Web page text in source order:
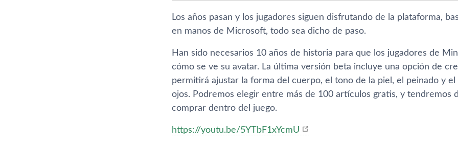
Los años pasan y los jugadores siguen disfrutando de la plataforma,
en manos de Microsoft, todo sea dicho de paso.
Han sido necesarios 10 años de historia para que los jugadores de
cómo se ve su avatar. La última versión beta incluye una opción de
permitirá ajustar la forma del cuerpo, el tono de la piel, el peinado y
ojos. Podremos elegir entre más de 100 artículos gratis, y tendremos
comprar dentro del juego.
https://youtu.be/5YTbF1xYcmU